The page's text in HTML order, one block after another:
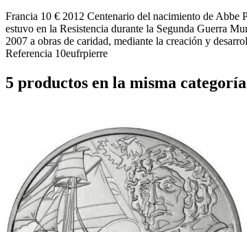
Francia 10 € 2012 Centenario del nacimiento de Abbe
estuvo en la Resistencia durante la Segunda Guerra
2007 a obras de caridad, mediante la creación y
Referencia 10eufrpierre
5 productos en la misma